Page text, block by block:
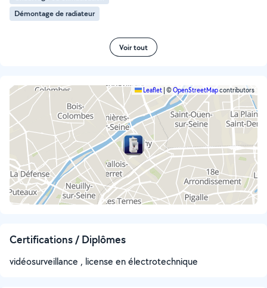
Démontage de radiateur
Voir tout
Leaflet ©OpenStreetMapcontributors
Certifications / Diplômes
vidéosurveillance , license en électrotechnique